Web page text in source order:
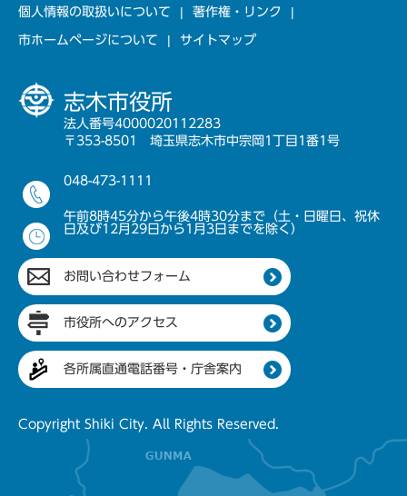
個人情報の取扱いについて 著作権・リンク
市ホームページについて サイトマップ
志木市役所
法人番号4000020112283
〒353-8501 埼玉県志木市中宗岡1丁目1番1号
048-473-1111
午前8時45分から午後4時30分まで（土・日曜日、祝休
日及び12月29日から1月3日までを除く）
お問い合わせフォーム
市役所へのアクセス
各所属直通電話番号・庁舎案内
Copyright Shiki City. All Rights Reserved.